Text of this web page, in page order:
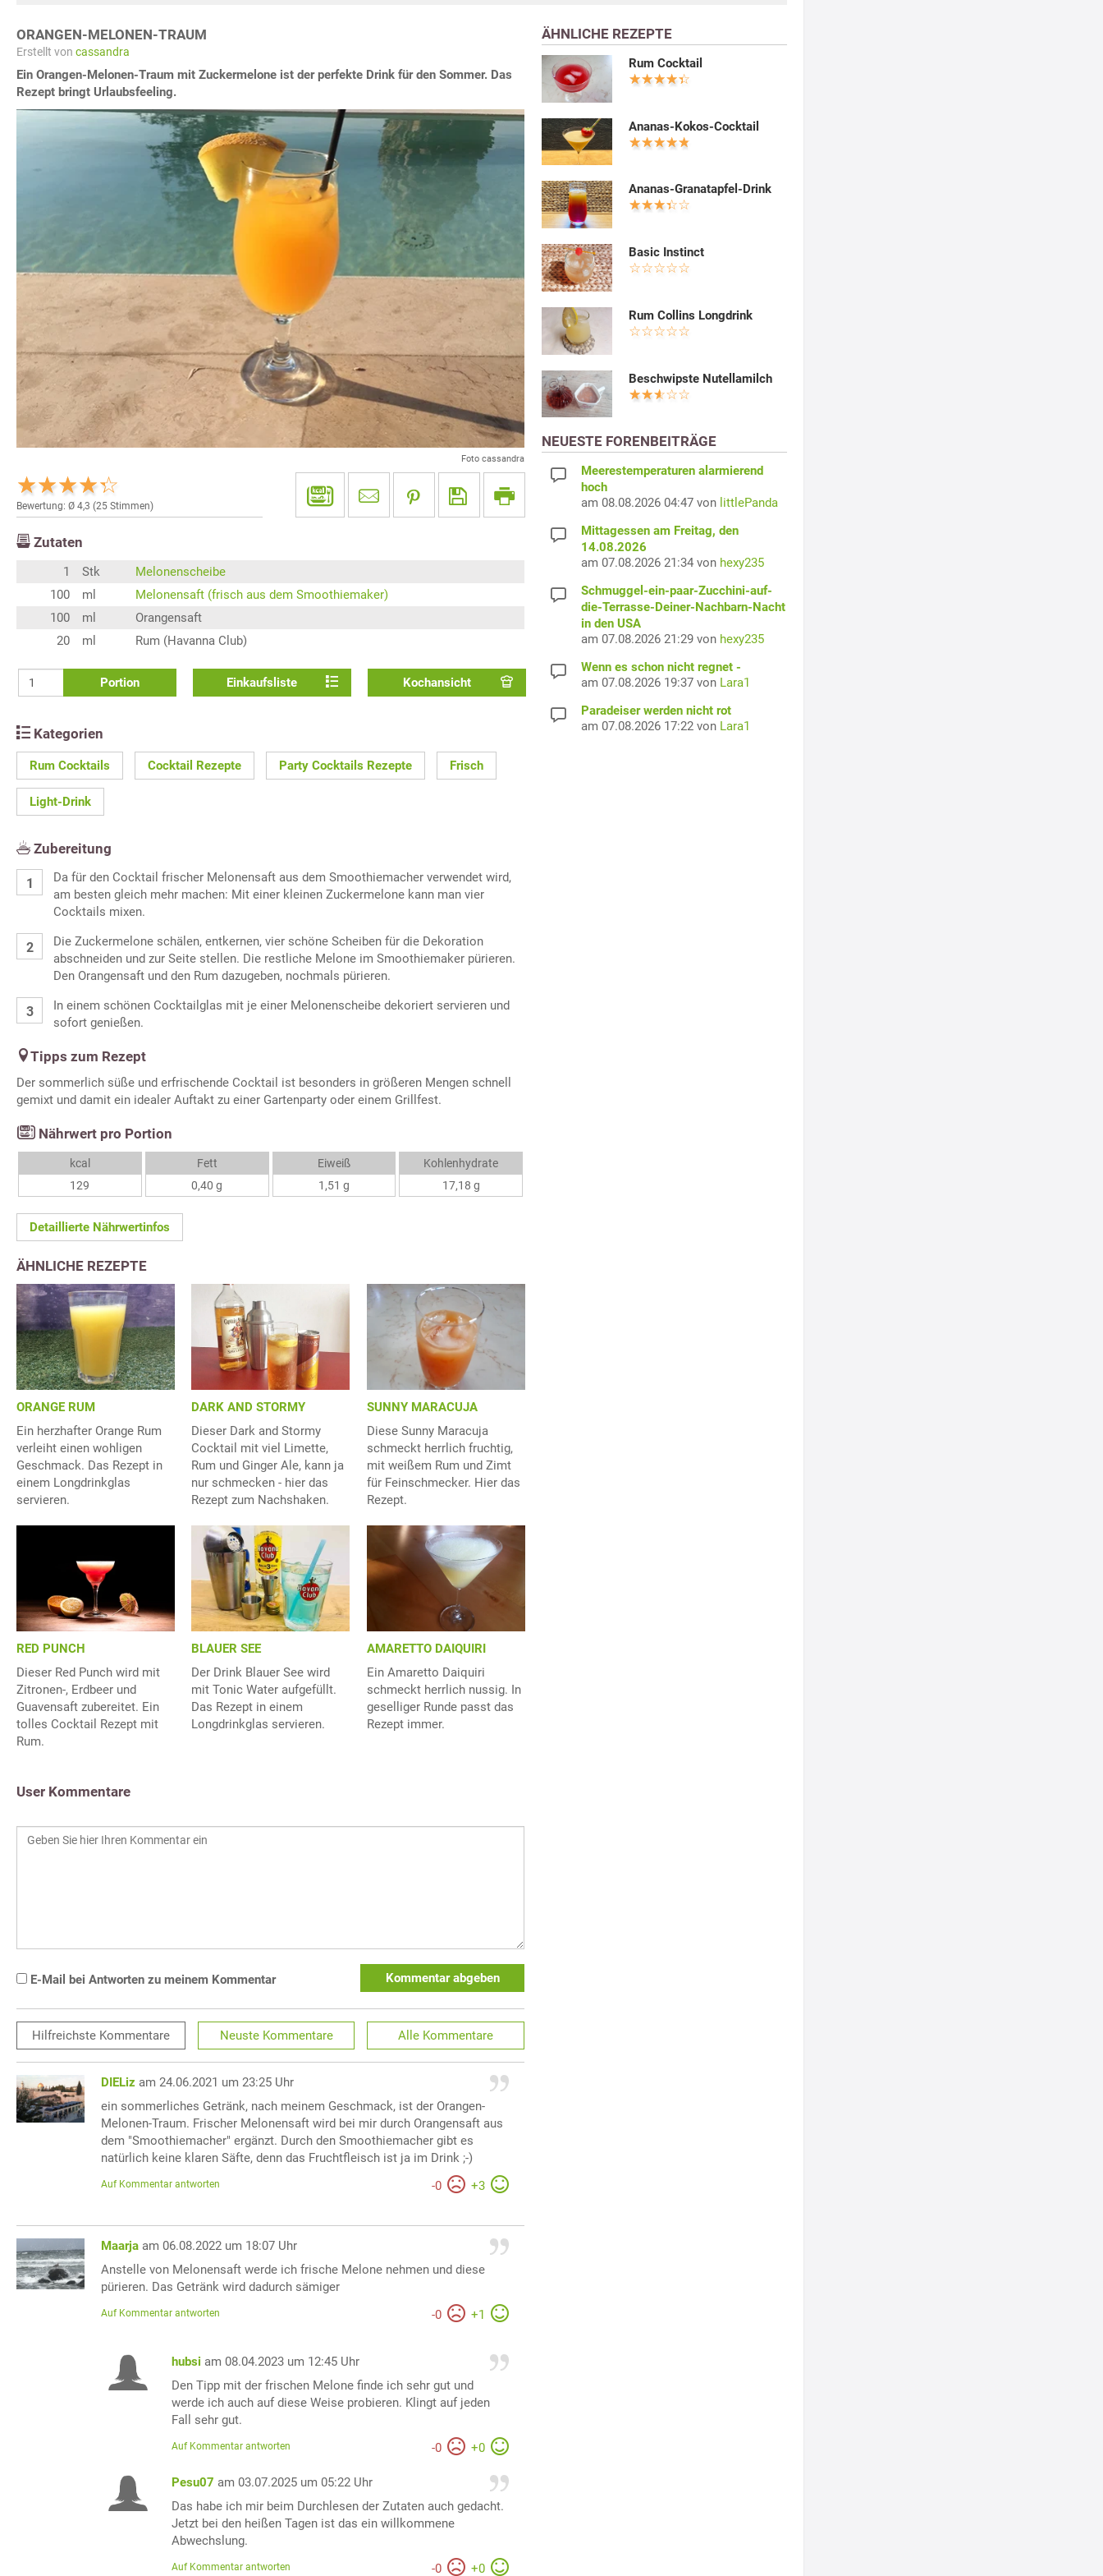
ORANGEN-MELONEN-TRAUM
Erstellt von cassandra
Ein Orangen-Melonen-Traum mit Zuckermelone ist der perfekte Drink für den Sommer. Das
Rezept bringt Urlaubsfeeling.
Foto cassandra
Bewertung: Ø 4,3 (25 Stimmen)
Zutaten
1 Stk
Melonenscheibe
100
ml
Melonensaft (frisch aus dem Smoothiemaker)
100
ml
Orangensaft
20
ml Rum (Havanna Club)
Portion Einkaufsliste Kochansicht
Kategorien
Rum Cocktails Cocktail Rezepte Party Cocktails Rezepte Frisch
Light-Drink
Zubereitung
Da für den Cocktail frischer Melonensaft aus dem Smoothiemacher verwendet wird,
am besten gleich mehr machen: Mit einer kleinen Zuckermelone kann man vier
Cocktails mixen.
Die Zuckermelone schälen, entkernen, vier schöne Scheiben für die Dekoration
abschneiden und zur Seite stellen. Die restliche Melone im Smoothiemaker pürieren.
Den Orangensaft und den Rum dazugeben, nochmals pürieren.
In einem schönen Cocktailglas mit je einer Melonenscheibe dekoriert servieren und
sofort genießen.
Tipps zum Rezept
Der sommerlich süße und erfrischende Cocktail ist besonders in größeren Mengen schnell
gemixt und damit ein idealer Auftakt zu einer Gartenparty oder einem Grillfest.
Nährwert pro Portion
kcal
129
Fett
0,40 g
Eiweiß
1,51 g
Kohlenhydrate
17,18 g
Detaillierte Nährwertinfos
ÄHNLICHE REZEPTE
ORANGE RUM
Ein herzhafter Orange Rum
verleiht einen wohligen
Geschmack. Das Rezept in
einem Longdrinkglas
servieren.
DARK AND STORMY
Dieser Dark and Stormy
Cocktail mit viel Limette,
Rum und Ginger Ale, kann ja
nur schmecken - hier das
Rezept zum Nachshaken.
SUNNY MARACUJA
Diese Sunny Maracuja
schmeckt herrlich fruchtig,
mit weißem Rum und Zimt
für Feinschmecker. Hier das
Rezept.
RED PUNCH
Dieser Red Punch wird mit
Zitronen-, Erdbeer und
Guavensaft zubereitet. Ein
tolles Cocktail Rezept mit
Rum.
BLAUER SEE
Der Drink Blauer See wird
mit Tonic Water aufgefüllt.
Das Rezept in einem
Longdrinkglas servieren.
AMARETTO DAIQUIRI
Ein Amaretto Daiquiri
schmeckt herrlich nussig. In
geselliger Runde passt das
Rezept immer.
User Kommentare
E-Mail bei Antworten zu meinem Kommentar Kommentar abgeben
Hilfreichste Kommentare Neuste Kommentare Alle Kommentare
DIELiz am 24.06.2021 um 23:25 Uhr
ein sommerliches Getränk, nach meinem Geschmack, ist der Orangen-
Melonen-Traum. Frischer Melonensaft wird bei mir durch Orangensaft aus
dem "Smoothiemacher" ergänzt. Durch den Smoothiemacher gibt es
natürlich keine klaren Säfte, denn das Fruchtfleisch ist ja im Drink ;-)
-0 +3
Auf Kommentar antworten
Maarja am 06.08.2022 um 18:07 Uhr
Anstelle von Melonensaft werde ich frische Melone nehmen und diese
pürieren. Das Getränk wird dadurch sämiger
-0 +1
Auf Kommentar antworten
hubsi am 08.04.2023 um 12:45 Uhr
Den Tipp mit der frischen Melone finde ich sehr gut und
werde ich auch auf diese Weise probieren. Klingt auf jeden
Fall sehr gut.
-0 +0
Auf Kommentar antworten
Pesu07 am 03.07.2025 um 05:22 Uhr
Das habe ich mir beim Durchlesen der Zutaten auch gedacht.
Jetzt bei den heißen Tagen ist das ein willkommene
Abwechslung.
-0 +0
Auf Kommentar antworten
ÄHNLICHE REZEPTE
Rum Cocktail
Ananas-Kokos-Cocktail
Ananas-Granatapfel-Drink
Basic Instinct
Rum Collins Longdrink
Beschwipste Nutellamilch
NEUESTE FORENBEITRÄGE
Meerestemperaturen alarmierend
hoch
am 08.08.2026 04:47 von littlePanda
Mittagessen am Freitag, den
14.08.2026
am 07.08.2026 21:34 von hexy235
Schmuggel-ein-paar-Zucchini-auf-
die-Terrasse-Deiner-Nachbarn-Nacht
in den USA
am 07.08.2026 21:29 von hexy235
Wenn es schon nicht regnet -
am 07.08.2026 19:37 von Lara1
Paradeiser werden nicht rot
am 07.08.2026 17:22 von Lara1